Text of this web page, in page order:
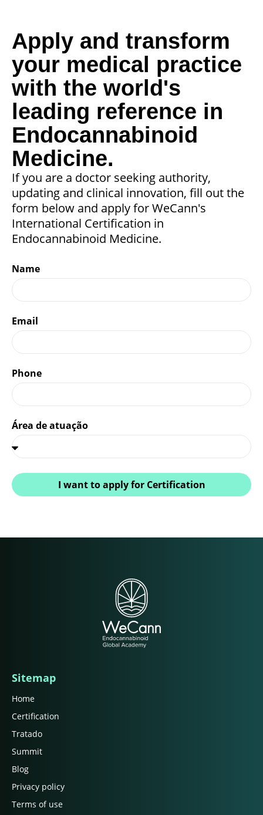
Apply and transform
your medical practice
with the world's
leading reference in
Endocannabinoid
Medicine.
If you are a doctor seeking authority,
updating and clinical innovation, fill out the
form below and apply for WeCann's
International Certification in
Endocannabinoid Medicine.
Name
Email
Phone
Área de atuação
I want to apply for Certification
Sitemap
Home
Certification
Tratado
Summit
Blog
Privacy policy
Terms of use